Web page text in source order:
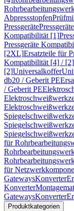
Abpressstopfen
Pressgeräte
Kompatibilität [1]
Pressgeräte
[2XL]Ersatzteile für
Kompatibilität [4] / [2]
[2]Universalkoffer
db20 / Geberit PE
/ Geberit PE
für
für
GatewaysKonverter
Konverter
GatewaysKonverter
Produktkategorien